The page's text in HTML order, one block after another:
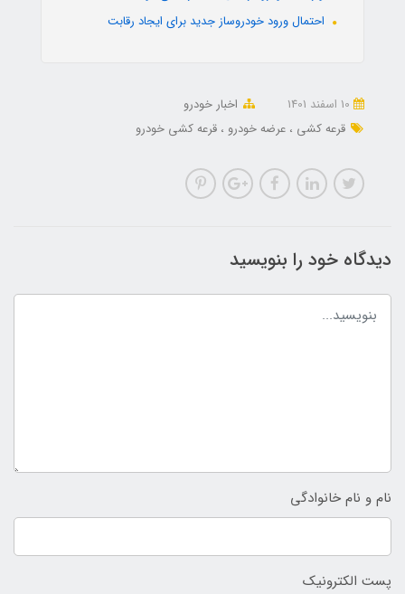
احتمال ورود خودروساز جدید برای ایجاد رقابت
اخبار خودرو
قرعه کشی
عرضه خودرو قرعه کشی خودرو
دیدگاه خود را بنویسید
نام و نام خانوادگی
پست الکترونیک